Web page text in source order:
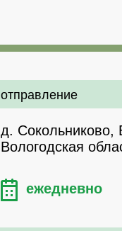
отправление
д. Сокольниково,
Вологодская
ежедневно